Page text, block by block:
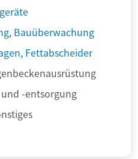
Bauüberwachung
Fettabscheider
-entsorgung